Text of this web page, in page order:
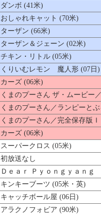
ダンボ (41米)
おしゃれキャット (70米)
ターザン (66米)
ターザン＆ジェーン (02米)
チキン・リトル (05米)
くりいむレモン 魔人形 (07日)
カーズ (06米)
くまのプーさん ザ・ムービー
くまのプーさん／ランピーと
くまのプーさん／完全保存版
カーズ (06米)
スーパークロス (05米)
初放送なし
Ｄｅａｒ Ｐｙｏｎｇｙａｎ
キンキーブーツ (05米・英)
キャッチボール屋 (06日)
アラクノフォビア (90米)